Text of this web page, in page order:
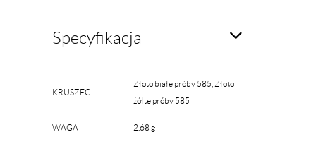
Specyfikacja
KRUSZEC
Złoto białe próby 585, Złoto
żółte próby 585
WAGA 2.68 g